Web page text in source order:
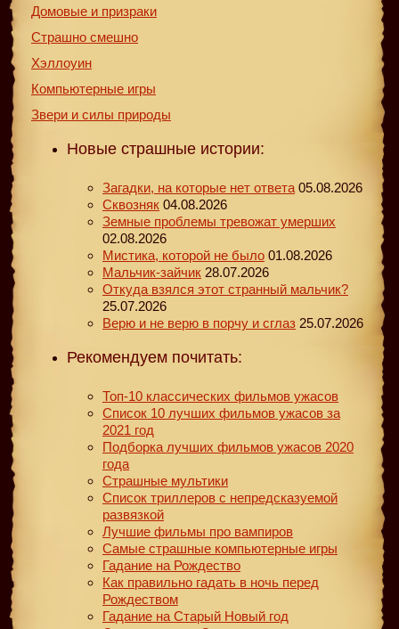
Домовые и призраки
Страшно смешно
Хэллоуин
Компьютерные игры
Звери и силы природы
Новые страшные истории:
Загадки, на которые нет ответа 05.08.2026
Сквозняк 04.08.2026
Земные проблемы тревожат умерших
02.08.2026
Мистика, которой не было 01.08.2026
Мальчик-зайчик 28.07.2026
Откуда взялся этот странный мальчик?
25.07.2026
Верю и не верю в порчу и сглаз 25.07.2026
Рекомендуем почитать:
Топ-10 классических фильмов ужасов
Список 10 лучших фильмов ужасов за
2021 год
Подборка лучших фильмов ужасов 2020
года
Страшные мультики
Список триллеров с непредсказуемой
развязкой
Лучшие фильмы про вампиров
Самые страшные компьютерные игры
Гадание на Рождество
Как правильно гадать в ночь перед
Рождеством
Гадание на Старый Новый год